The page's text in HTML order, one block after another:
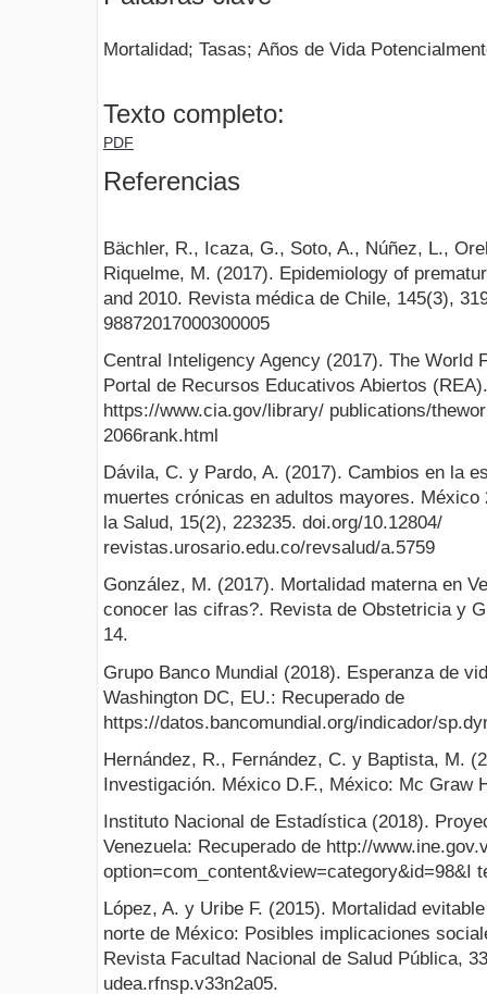
Mortalidad; Tasas; Años de Vida
Texto completo:
PDF
Referencias
Bächler, R., Icaza, G., Soto, A., Núñez, L.,
Riquelme, M. (2017). Epidemiology of
and 2010. Revista médica de Chile, 145(3),
98872017000300005
Central Inteligency Agency (2017). The World
Portal de Recursos Educativos Abiertos
https://www.cia.gov/library/ publications/
2066rank.html
Dávila, C. y Pardo, A. (2017). Cambios en la
muertes crónicas en adultos mayores.
la Salud, 15(2), 223­235. doi.org/10.12804/
revistas.urosario.edu.co/revsalud/a.5759
González, M. (2017). Mortalidad materna en
conocer las cifras?. Revista de Obstetricia y
1­4.
Grupo Banco Mundial (2018). Esperanza de
Washington DC, EU.: Recuperado de
https://datos.bancomundial.org/indicador/
Hernández, R., Fernández, C. y Baptista, M.
Investigación. México D.F., México: Mc Graw
Instituto Nacional de Estadística (2018).
Venezuela: Recuperado de http://
option=com_content&view=category&id=98&I
López, A. y Uribe F. (2015). Mortalidad
norte de México: Posibles implicaciones
Revista Facultad Nacional de Salud Pública,
udea.rfnsp.v33n2a05.